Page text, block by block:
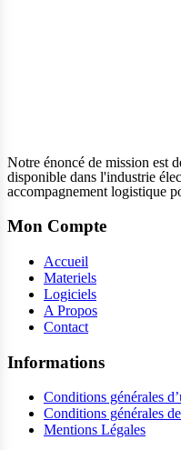
Notre énoncé de mission est
disponible dans l'industrie
accompagnement logistique
Mon Compte
Accueil
Materiels
Logiciels
A Propos
Contact
Informations
Conditions générales
Conditions générales
Mentions Légales